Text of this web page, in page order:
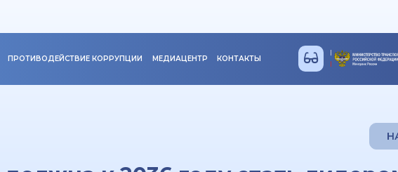
ПРОТИВОДЕЙСТВИЕ КОРРУПЦИИ МЕДИАЦЕНТР КОНТАКТЫ